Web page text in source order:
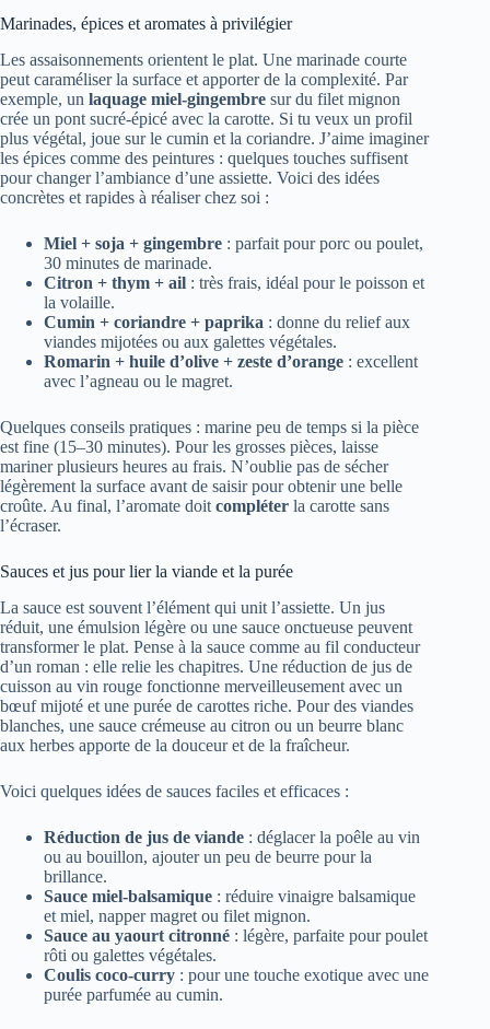
Marinades, épices et aromates à privilégier
Les assaisonnements orientent le plat. Une marinade courte
peut caraméliser la surface et apporter de la complexité. Par
exemple, un laquage miel-gingembre sur du filet mignon
crée un pont sucré-épicé avec la carotte. Si tu veux un profil
plus végétal, joue sur le cumin et la coriandre. J’aime imaginer
les épices comme des peintures : quelques touches suffisent
pour changer l’ambiance d’une assiette. Voici des idées
concrètes et rapides à réaliser chez soi :
Miel + soja + gingembre : parfait pour porc ou poulet,
30 minutes de marinade.
Citron + thym + ail : très frais, idéal pour le poisson et
la volaille.
Cumin + coriandre + paprika : donne du relief aux
viandes mijotées ou aux galettes végétales.
Romarin + huile d’olive + zeste d’orange : excellent
avec l’agneau ou le magret.
Quelques conseils pratiques : marine peu de temps si la pièce
est fine (15–30 minutes). Pour les grosses pièces, laisse
mariner plusieurs heures au frais. N’oublie pas de sécher
légèrement la surface avant de saisir pour obtenir une belle
croûte. Au final, l’aromate doit compléter la carotte sans
l’écraser.
Sauces et jus pour lier la viande et la purée
La sauce est souvent l’élément qui unit l’assiette. Un jus
réduit, une émulsion légère ou une sauce onctueuse peuvent
transformer le plat. Pense à la sauce comme au fil conducteur
d’un roman : elle relie les chapitres. Une réduction de jus de
cuisson au vin rouge fonctionne merveilleusement avec un
bœuf mijoté et une purée de carottes riche. Pour des viandes
blanches, une sauce crémeuse au citron ou un beurre blanc
aux herbes apporte de la douceur et de la fraîcheur.
Voici quelques idées de sauces faciles et efficaces :
Réduction de jus de viande : déglacer la poêle au vin
ou au bouillon, ajouter un peu de beurre pour la
brillance.
Sauce miel-balsamique : réduire vinaigre balsamique
et miel, napper magret ou filet mignon.
Sauce au yaourt citronné : légère, parfaite pour poulet
rôti ou galettes végétales.
Coulis coco-curry : pour une touche exotique avec une
purée parfumée au cumin.